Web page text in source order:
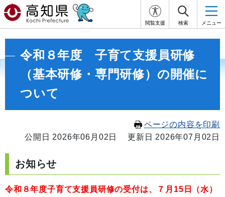
閲覧支援 検索 メニュー
令和８年度 子育て支援員研修
（基本研修・専門研修）の開催に
ついて
ページの内容を印刷
公開日 2026年06月02日
更新日 2026年07月02日
お知らせ
令和８年度子育て支援員研修の受付は、７月15日（水）